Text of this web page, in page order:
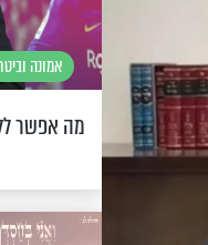
אמונה
מה אפשר